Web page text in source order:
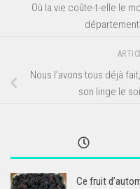
Où la vie coûte-t-elle le
Nous l’avons tous déjà
son linge le
Ce fruit